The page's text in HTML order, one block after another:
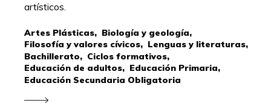
artísticos.
Artes Plásticas, Biología y geología,
Filosofía y valores cívicos, Lenguas y literaturas,
Bachillerato, Ciclos formativos,
Educación de adultos, Educación Primaria,
Educación Secundaria Obligatoria